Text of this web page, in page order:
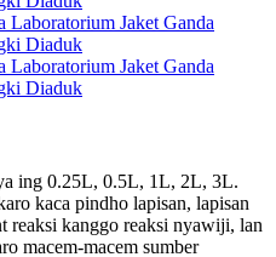
ing 0.25L, 0.5L, 1L, 2L, 3L.
kaca pindho lapisan, lapisan
reaksi kanggo reaksi nyawiji, lan
macem-macem sumber